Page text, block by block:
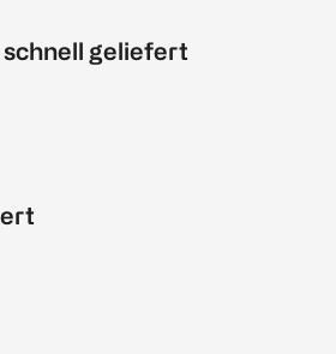
geliefert